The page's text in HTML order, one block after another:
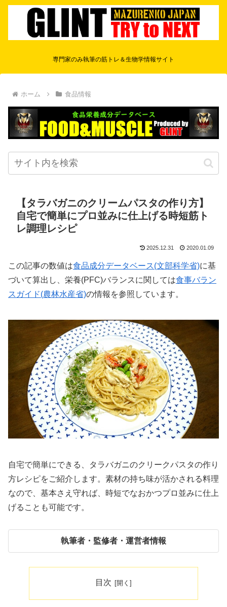
専門家のみ執筆の筋トレ＆生物学情報サイト
ホーム 食品情報
【タラバガニのクリームパスタの作り方】
自宅で簡単にプロ並みに仕上げる時短筋ト
レ調理レシピ
2025.12.31 2020.01.09
この記事の数値は食品成分データベース(文部科学省)に基
づいて算出し、栄養(PFC)バランスに関しては食事バラン
スガイド(農林水産省)の情報を参照しています。
自宅で簡単にできる、タラバガニのクリークパスタの作り
方レシピをご紹介します。素材の持ち味が活かされる料理
なので、基本さえ守れば、時短でなおかつプロ並みに仕上
げることも可能です。
執筆者・監修者・運営者情報
目次